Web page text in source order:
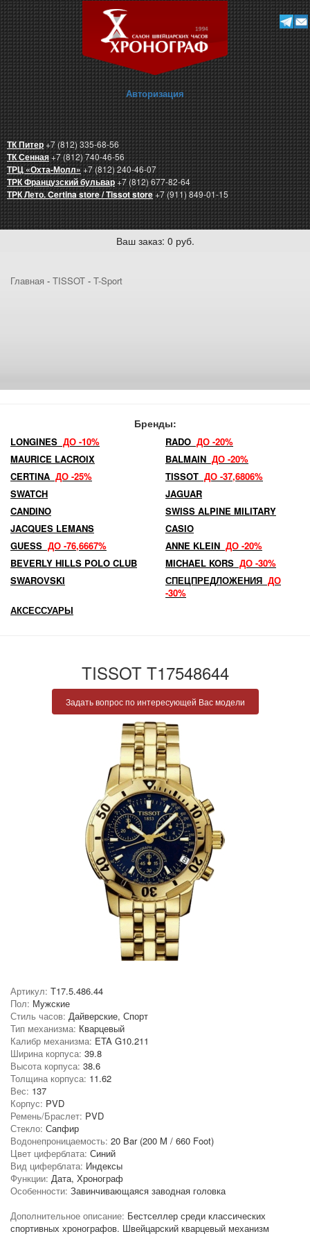
Авторизация
ТК Питер+7 (812) 335-68-56
ТК Сенная+7 (812) 740-46-56
ТРЦ «Охта-Молл»+7 (812) 240-46-07
ТРК Французский бульвар+7 (812) 677-82-64
ТРК Лето. Certina store / Tissot store+7 (911) 849-01-15
Ваш заказ: 0 руб.
Главная - TISSOT - T-Sport
Бренды:
LONGINES ДО -10% RADO ДО -20%
MAURICE LACROIX
BALMAIN ДО -20%
CERTINA ДО -25% TISSOT ДО -37,6806%
SWATCH
JAGUAR
CANDINO
SWISS ALPINE MILITARY
JACQUES LEMANS
CASIO
GUESS ДО -76,6667% ANNE KLEIN ДО -20%
BEVERLY HILLS POLO CLUB
MICHAEL KORS ДО -30%
SWAROVSKI
СПЕЦПРЕДЛОЖЕНИЯ ДО
-30%
АКСЕССУАРЫ
TISSOT T17548644
Задать вопрос по интересующей Вас модели
Артикул: T17.5.486.44
Пол: Мужские
Стиль часов: Дайверские, Спорт
Тип механизма: Кварцевый
Калибр механизма: ETA G10.211
Ширина корпуса: 39.8
Высота корпуса: 38.6
Толщина корпуса: 11.62
Вес: 137
Корпус: PVD
Ремень/Браслет: PVD
Стекло: Сапфир
Водонепроницаемость: 20 Bar (200 M / 660 Foot)
Цвет циферблата: Синий
Вид циферблата: Индексы
Функции: Дата, Хронограф
Особенности: Завинчивающаяся заводная головка
Дополнительное описание: Бестселлер среди классических
спортивных хронографов. Швейцарский кварцевый механизм